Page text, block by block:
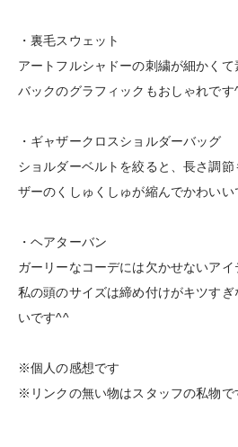
・裏毛スウェット
アートフルシャドーの刺繍が細かくて
バックのグラフィックもおしゃれです
・ギャザークロスショルダーバッグ
ショルダーベルトを絞ると、長さ調
ザーのくしゅくしゅが縮んでかわいい
・ヘアターバン
ガーリーなコーデには欠かせないア
私の頭のサイズは締め付けがキツす
いです^^
※個人の感想です
※リンクの無い物はスタッフの私物で